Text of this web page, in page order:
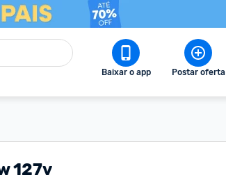
Baixar o app Postar oferta
127v